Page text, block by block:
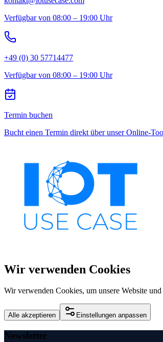
Verfügbar von 08:00 – 19:00 Uhr
+49 (0) 30 57714477
Verfügbar von 08:00 – 19:00 Uhr
Termin buchen
Bucht einen Termin direkt über unser Online-
Wir verwenden Cookies
Wir verwenden Cookies, um unsere Website
Alle akzeptieren Einstellungen anpassen
Newsletter